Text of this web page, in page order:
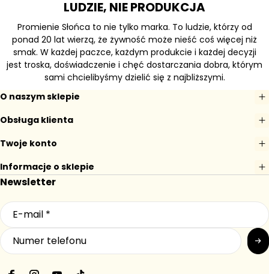
LUDZIE, NIE PRODUKCJA
Promienie Słońca to nie tylko marka. To ludzie, którzy od
ponad 20 lat wierzą, że żywność może nieść coś więcej niż
smak. W każdej paczce, każdym produkcie i każdej decyzji
jest troska, doświadczenie i chęć dostarczania dobra, którym
sami chcielibyśmy dzielić się z najbliższymi.
O naszym sklepie
Obsługa klienta
Twoje konto
Informacje o sklepie
Newsletter